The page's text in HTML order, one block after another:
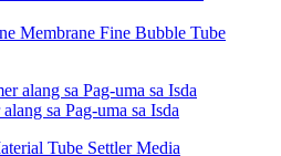
Membrane Fine Bubble Tube
sa Pag-uma sa Isda